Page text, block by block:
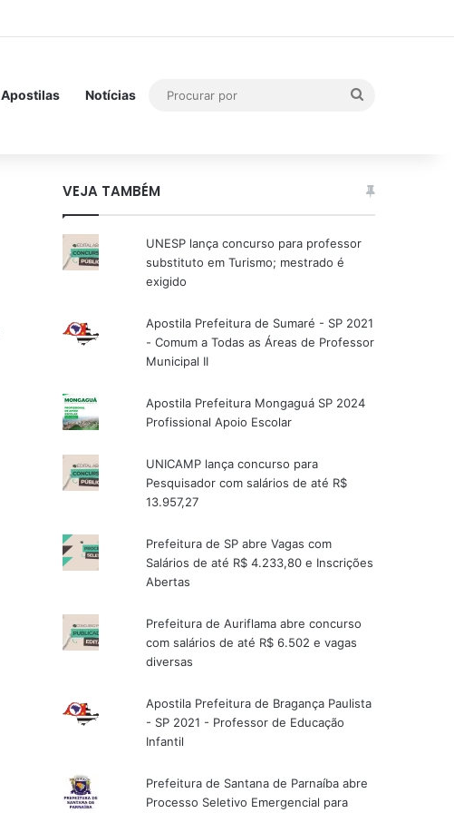
Apostilas Notícias
VEJA TAMBÉM
UNESP lança concurso para professor
substituto em Turismo; mestrado é
exigido
Apostila Prefeitura de Sumaré - SP 2021
- Comum a Todas as Áreas de Professor
Municipal II
Apostila Prefeitura Mongaguá SP 2024
Profissional Apoio Escolar
UNICAMP lança concurso para
Pesquisador com salários de até R$
13.957,27
Prefeitura de SP abre Vagas com
Salários de até R$ 4.233,80 e Inscrições
Abertas
Prefeitura de Auriflama abre concurso
com salários de até R$ 6.502 e vagas
diversas
Apostila Prefeitura de Bragança Paulista
- SP 2021 - Professor de Educação
Infantil
Prefeitura de Santana de Parnaíba abre
Processo Seletivo Emergencial para